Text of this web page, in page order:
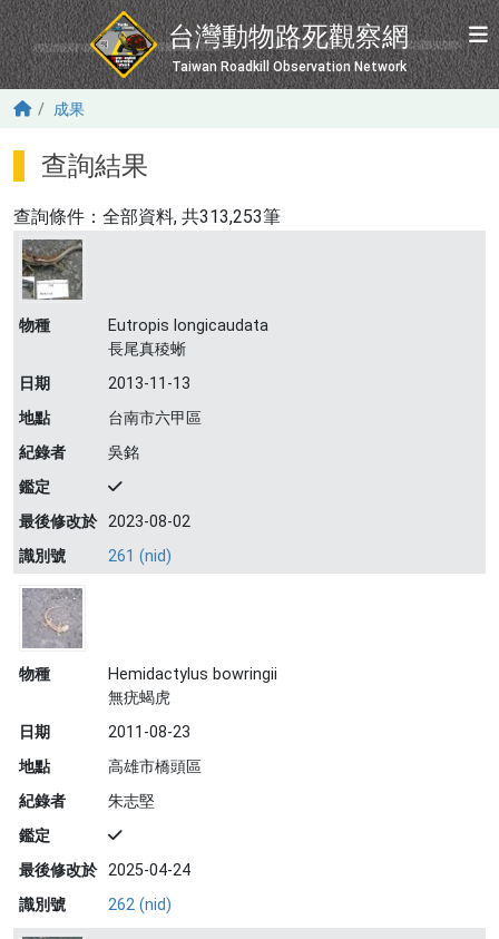
移至主內容
台灣動物路死觀察網
Taiwan Roadkill Observation Network
成果
查詢結果
查詢條件： 全部資料, 共313,253筆
物種
Eutropis longicaudata
長尾真稜蜥
日期
2013-11-13
地點
台南市六甲區
紀錄者
吳銘
鑑定
最後修改於 2023-08-02
識別號
261 (nid)
物種
Hemidactylus bowringii
無疣蝎虎
日期
2011-08-23
地點
高雄市橋頭區
紀錄者
朱志堅
鑑定
最後修改於 2025-04-24
識別號
262 (nid)